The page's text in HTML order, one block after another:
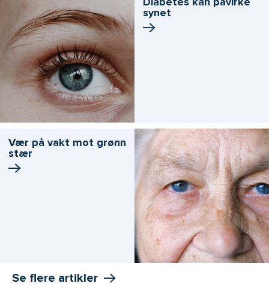
synet
Vær på vakt mot grønn
stær
Se flere artikler